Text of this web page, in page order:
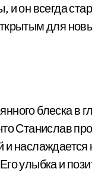
и он всегда
для
блеска в
Станислав
и
улыбка и